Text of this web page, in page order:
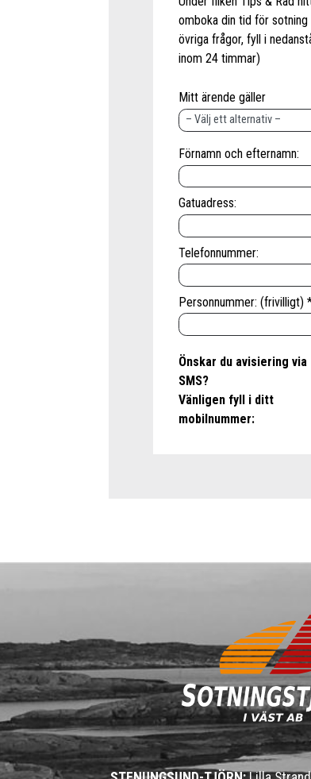
omboka din tid för
övriga frågor, fyll i
inom 24 timmar)
Mitt ärende gäller
Förnamn och efternamn:
Gatuadress:
Telefonnummer:
Personnummer: (frivilligt)
Önskar du avisiering via
SMS?
Vänligen fyll i ditt
mobilnummer: